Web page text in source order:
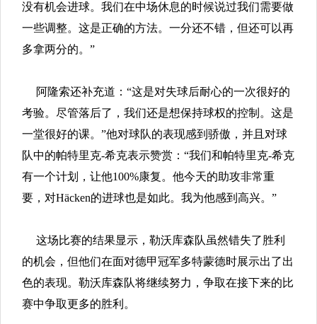
没有机会进球。我们在中场休息的时候说过我们需要做
一些调整。这是正确的方法。一分还不错，但还可以再
多拿两分的。”
阿隆索还补充道：“这是对失球后耐心的一次很好的
考验。尽管落后了，我们还是想保持球权的控制。这是
一堂很好的课。”他对球队的表现感到骄傲，并且对球
队中的帕特里克-希克表示赞赏：“我们和帕特里克-希克
有一个计划，让他100%康复。他今天的助攻非常重
要，对Häcken的进球也是如此。我为他感到高兴。”
这场比赛的结果显示，勒沃库森队虽然错失了胜利
的机会，但他们在面对德甲冠军多特蒙德时展示出了出
色的表现。勒沃库森队将继续努力，争取在接下来的比
赛中争取更多的胜利。